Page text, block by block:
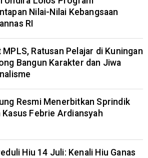
Nilai-Nilai Kebangsaan
RI
MPLS, Ratusan Pelajar di Kuningan
Bangun Karakter dan Jiwa
Resmi Menerbitkan Sprindik
Kasus Febrie Ardiansyah
Hiu 14 Juli: Kenali Hiu Ganas